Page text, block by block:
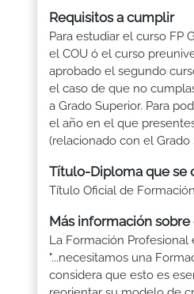
Requisitos a cumplir
Para estudiar el curso FP
el COU ó el curso
aprobado el segundo
el caso de que no
a Grado Superior. Para
el año en el que
(relacionado con el
Título-Diploma que se
Título Oficial de
Más información sobre
La Formación
"...necesitamos una
considera que esto es